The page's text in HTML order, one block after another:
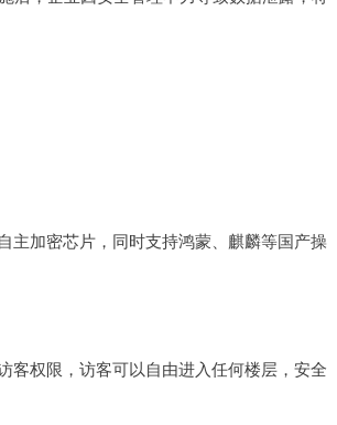
主加密芯片，同时支持鸿蒙、麒麟等国产操
客权限，访客可以自由进入任何楼层，安全